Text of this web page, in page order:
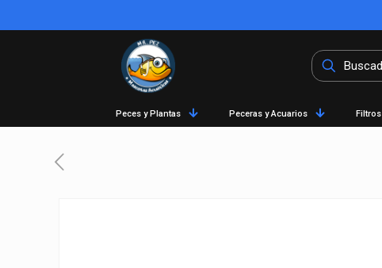
Peces y Plantas Peceras y Acuarios Filtros